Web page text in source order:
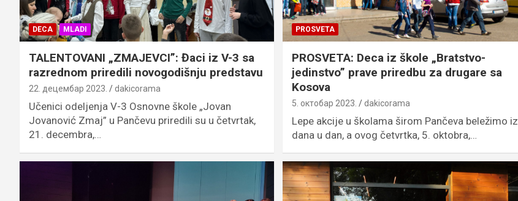
DECA MLADI
TALENTOVANI „ZMAJEVCI”: Đaci iz V-3 sa
razrednom priredili novogodišnju predstavu
22. децембар 2023. dakicorama
Učenici odeljenja V-3 Osnovne škole „Jovan
Jovanović Zmaj” u Pančevu priredili su u četvrtak,
21. decembra,…
PROSVETA
PROSVETA: Deca iz škole „Bratstvo-
jedinstvo” prave priredbu za drugare sa
Kosova
5. октобар 2023. dakicorama
Lepe akcije u školama širom Pančeva beležimo iz
dana u dan, a ovog četvrtka, 5. oktobra,…